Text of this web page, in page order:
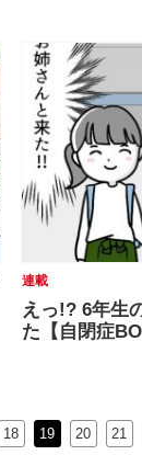
連載
えっ!? 6年生
た【自閉症
18 19 20 21